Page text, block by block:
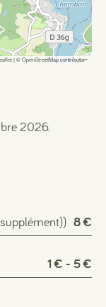
|©OpenStreetMapcontributors
2026.
8 €
1 € - 5 €